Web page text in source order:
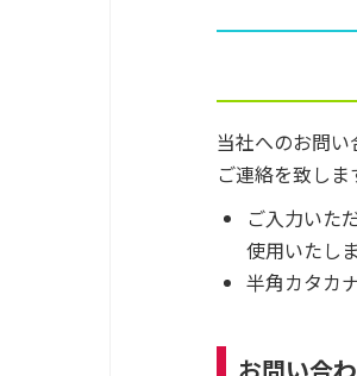
当社へのお問
ご連絡を致しま
ご入力いた
使用いたし
半角カタカ